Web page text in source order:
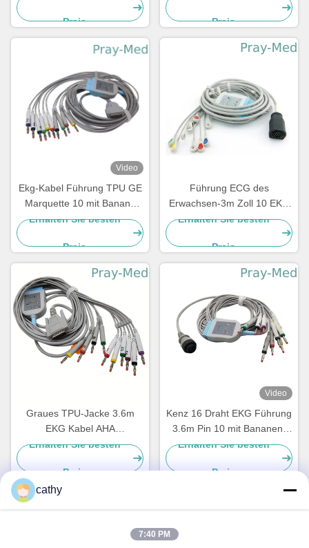
Preis Preis
Video
Ekg-Kabel Führung TPU GE
Marquette 10 mit Banane
4,0 2029893-001
Erhalten Sie besten
Preis
Führung ECG des
Erwachsen-3m Zoll 10 EKG
schnürt 15 Pin For M And E
Erhalten Sie besten
Preis
Graues TPU-Jacke 3.6m
EKG Kabel AHA
Verbindungsstück DBs 15
Erhalten Sie besten
Preis
Video
Kenz 16 Draht EKG Führung
3.6m Pin 10 mit Bananen-
Ende 63050074 63050075
Erhalten Sie besten
Preis
Schnelle Kontaktaufnahme
cathy
7:40 PM